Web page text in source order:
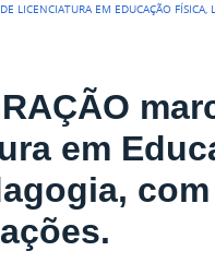
LICENCIATURA EM EDUCAÇÃO
em